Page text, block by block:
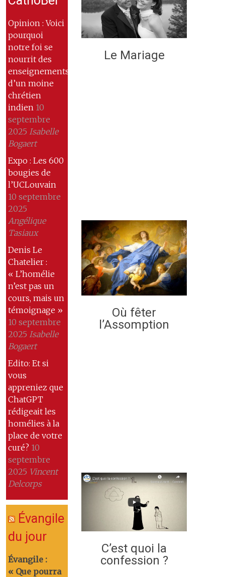
Opinion : Voici
pourquoi
notre foi se
nourrit des
enseignements
d’un moine
chrétien
indien 10
septembre
2025 Isabelle
Bogaert
Expo : Les 600
bougies de
l’UCLouvain
10 septembre
2025
Angélique
Tasiaux
Denis Le
Chatelier :
« L’homélie
n’est pas un
cours, mais un
témoignage »
10 septembre
2025 Isabelle
Bogaert
Edito: Et si
vous
appreniez que
ChatGPT
rédigeait les
homélies à la
place de votre
curé? 10
septembre
2025 Vincent
Delcorps
Évangile
du jour
Évangile :
« Que pourra
Le Mariage
Où fêter
l’Assomption
C’est quoi la
confession ?